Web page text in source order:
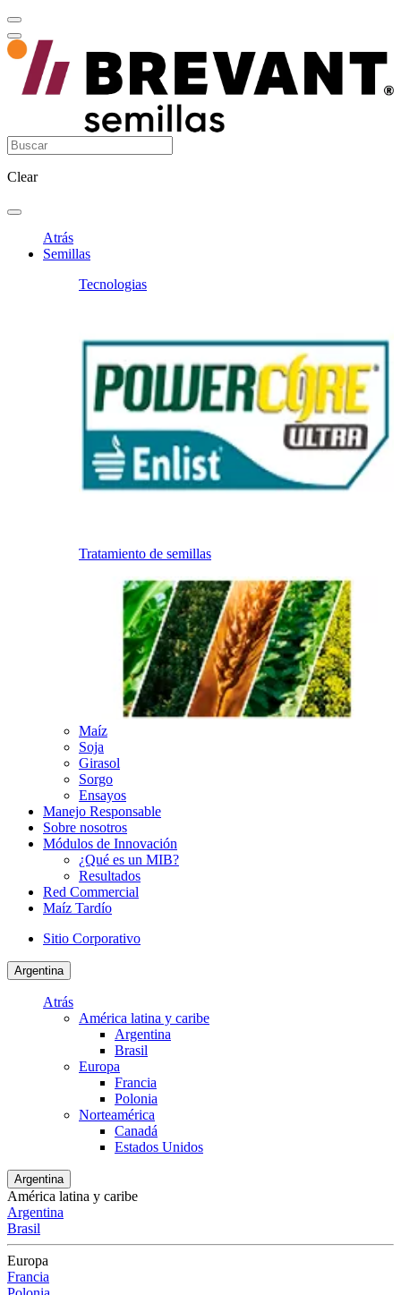
Clear
Atrás
Semillas
Tecnologias
Tratamiento de semillas
Maíz
Soja
Girasol
Sorgo
Ensayos
Manejo Responsable
Sobre nosotros
Módulos de Innovación
¿Qué es un MIB?
Resultados
Red Commercial
Maíz Tardío
Sitio Corporativo
Argentina
Atrás
América latina y caribe
Argentina
Brasil
Europa
Francia
Polonia
Norteamérica
Canadá
Estados Unidos
Argentina
América latina y caribe
Argentina
Brasil
Europa
Francia